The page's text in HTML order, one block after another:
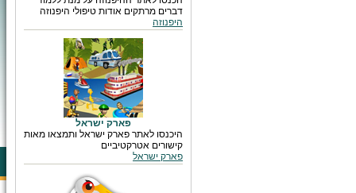
דברים מרתקים אודות טיפולי היפנוזה
היפנוזה
פארק ישראל
היכנסו לאתר פארק ישראל ותמצאו מאות
קישורים אטרקטיביים
פארק ישראל